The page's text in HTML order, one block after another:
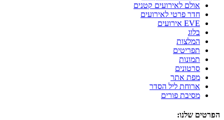
אולם לאירועים קטנים
חדר פרטי לאירועים
EVE אירועים
בלוג
המלצות
תפריטים
תמונות
סרטונים
מפת אתר
ארוחת ליל הסדר
מסיבת פורים
הפרטים שלנו: